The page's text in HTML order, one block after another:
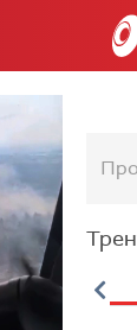
РТС HD